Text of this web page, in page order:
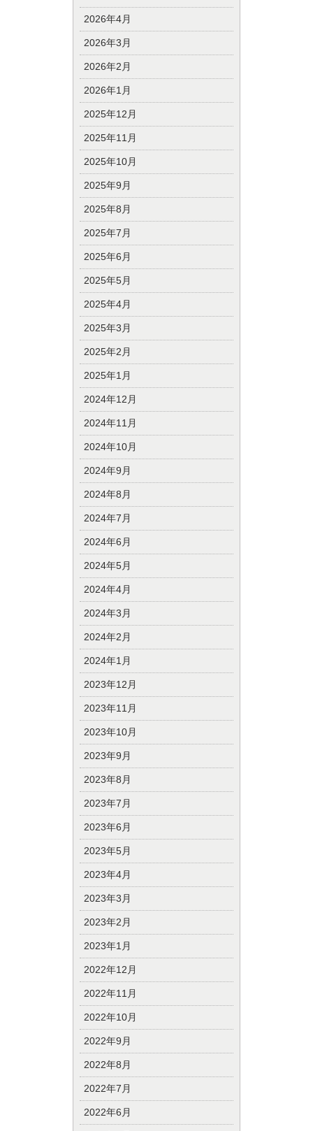
2026年4月
2026年3月
2026年2月
2026年1月
2025年12月
2025年11月
2025年10月
2025年9月
2025年8月
2025年7月
2025年6月
2025年5月
2025年4月
2025年3月
2025年2月
2025年1月
2024年12月
2024年11月
2024年10月
2024年9月
2024年8月
2024年7月
2024年6月
2024年5月
2024年4月
2024年3月
2024年2月
2024年1月
2023年12月
2023年11月
2023年10月
2023年9月
2023年8月
2023年7月
2023年6月
2023年5月
2023年4月
2023年3月
2023年2月
2023年1月
2022年12月
2022年11月
2022年10月
2022年9月
2022年8月
2022年7月
2022年6月